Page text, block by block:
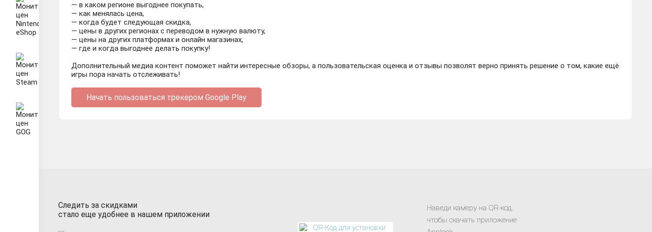
— в каком регионе выгоднее покупать,
— как менялась цена,
— когда будет следующая скидка,
— цены в других регионах с переводом в нужную валюту,
— цены на других платформах и онлайн магазинах,
— где и когда выгоднее делать покупку!
Дополнительный медиа контент поможет найти интересные обзоры, а пользовательская оценка и отзывы позволят верно принять решение о том, какие ещё
игры пора начать отслеживать!
Начать пользоваться трекером Google Play
Следить за скидками
стало еще удобнее в нашем приложении
Наведи камеру на QR-код,
чтобы скачать приложение